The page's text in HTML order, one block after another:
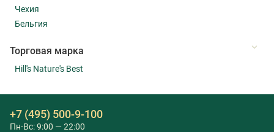
Чехия
Бельгия
Торговая марка
Hill's Nature's Best
+7 (495) 500-9-100
Пн-Вс: 9:00 — 22:00